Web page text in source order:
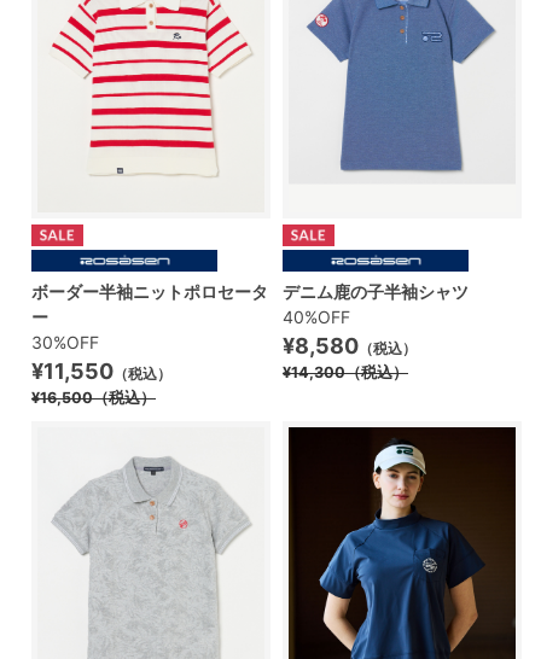
ボーダー半袖ニットポロセータ
ー
30%OFF
¥11,550 （税込）
¥16,500（税込）
デニム鹿の子半袖シャツ
40%OFF
¥8,580 （税込）
¥14,300（税込）